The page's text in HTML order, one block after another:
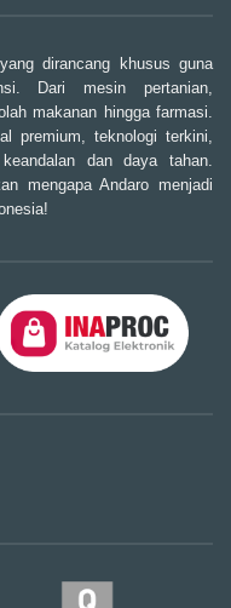
dirancang khusus guna
Dari mesin pertanian,
makanan hingga farmasi.
premium, teknologi terkini,
dan daya tahan.
mengapa Andaro menjadi